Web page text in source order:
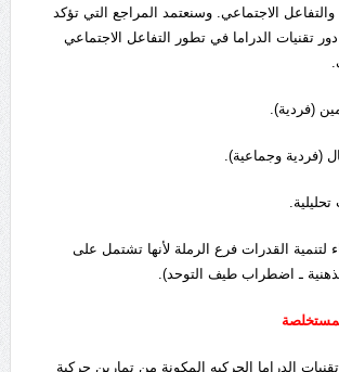
الاجتماعي. وسنعتمد المراجع التي تؤكد
تقنيات الدراما في تطور التفاعل الاجتماعي
(فردية).
(فردية وجماعية).
لتنمية القدرات فرع الرملة لأنها تشتمل على
ـ اضطراب طيف التوحد).
الدراما الحركيه المكونة من تمارين حركية